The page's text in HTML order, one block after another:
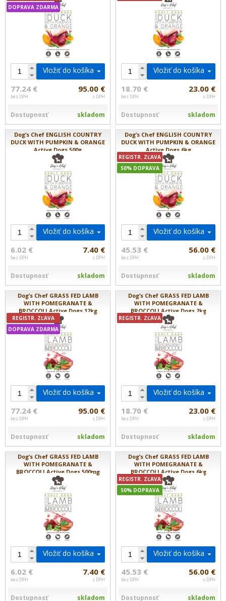
DOPRAVA ZDARMA
Vložiť do košíka
77.24 €
bez DPH
95.00 €
s DPH
Dostupnosť skladom
Vložiť do košíka
18.70 €
bez DPH
23.00 €
s DPH
Dostupnosť skladom
Dog’s Chef ENGLISH COUNTRY
DUCK WITH PUMPKIN & ORANGE
Active Dogs 500g
Vložiť do košíka
6.02 €
bez DPH
7.40 €
s DPH
Dostupnosť skladom
Dog’s Chef ENGLISH COUNTRY
DUCK WITH PUMPKIN & ORANGE
Active Dogs 6kg
REGISTR. ZĽAVA
50% DOPRAVA
Vložiť do košíka
45.53 €
bez DPH
56.00 €
s DPH
Dostupnosť skladom
Dog’s Chef GRASS FED LAMB
WITH POMEGRANATE &
BROCCOLI Active Dogs 12kg
REGISTR. ZĽAVA
DOPRAVA ZDARMA
Vložiť do košíka
77.24 €
bez DPH
95.00 €
s DPH
Dostupnosť skladom
Dog’s Chef GRASS FED LAMB
WITH POMEGRANATE &
BROCCOLI Active Dogs 2kg
REGISTR. ZĽAVA
Vložiť do košíka
18.70 €
bez DPH
23.00 €
s DPH
Dostupnosť skladom
Dog’s Chef GRASS FED LAMB
WITH POMEGRANATE &
BROCCOLI Active Dogs 500mg
Vložiť do košíka
6.02 €
bez DPH
7.40 €
s DPH
Dostupnosť skladom
Dog’s Chef GRASS FED LAMB
WITH POMEGRANATE &
BROCCOLI Active Dogs 6kg
REGISTR. ZĽAVA
50% DOPRAVA
Vložiť do košíka
45.53 €
bez DPH
56.00 €
s DPH
Dostupnosť skladom